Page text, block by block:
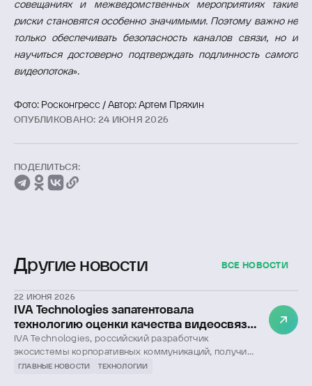
совещаниях и межведомственных мероприятиях такие
риски становятся особенно значимыми. Поэтому важно не
только обеспечивать безопасность каналов связи, но и
научиться достоверно подтверждать подлинность самого
видеопотока».
Фото: Росконгресс / Автор: Артем Пряхин
ОПУБЛИКОВАНО: 24 ИЮНЯ 2026
ПОДЕЛИТЬСЯ:
Другие новости ВСЕ НОВОСТИ
22 ИЮНЯ 2026
IVA Technologies запатентовала
технологию оценки качества видеосвязи
в режиме реального времени
IVA Technologies, российский разработчик
экосистемы корпоративных коммуникаций, получила
патент на технологию «Система для оценки
ГЛАВНЫЕ НОВОСТИ ТЕХНОЛОГИИ